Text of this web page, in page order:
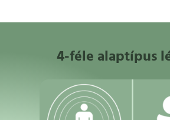
4-féle alaptípus